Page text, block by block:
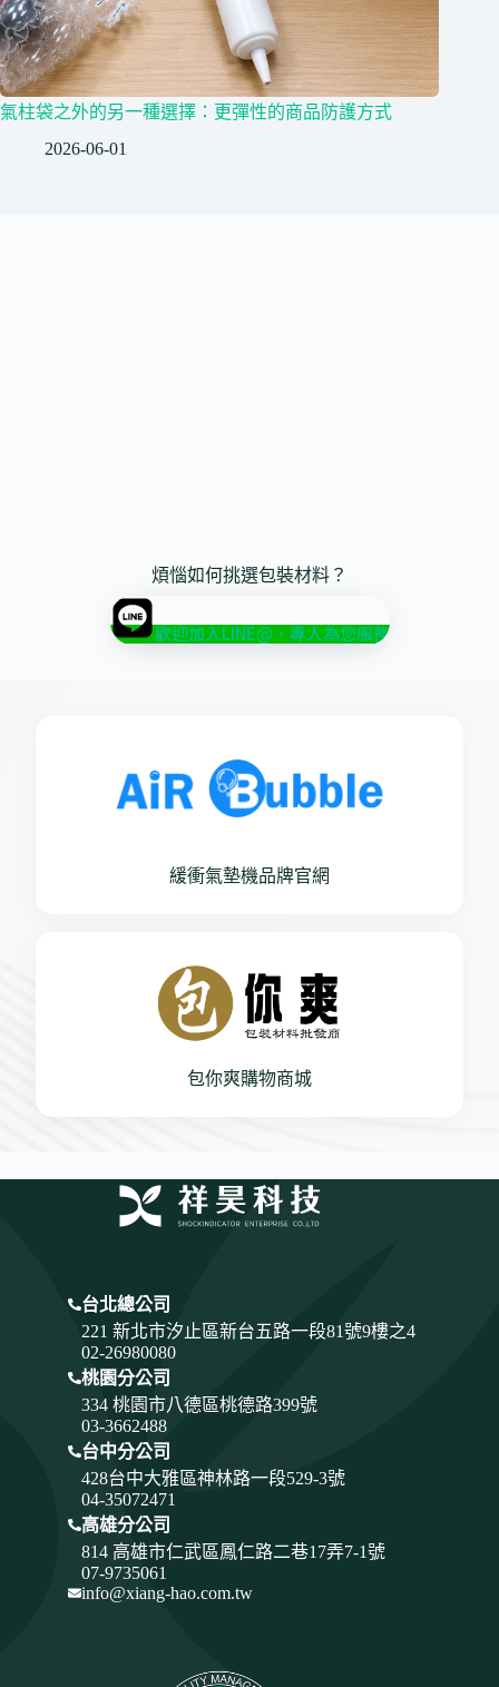
氣柱袋之外的另一種選擇：更彈性的商品防護方式
2026-06-01
煩惱如何挑選包裝材料？
歡迎加入LINE@，專人為您服務
緩衝氣墊機品牌官網
包你爽購物商城
台北總公司
221 新北市汐止區新台五路一段81號9樓之4
02-26980080
桃園分公司
334 桃園市八德區桃德路399號
03-3662488
台中分公司
428台中大雅區神林路一段529-3號
04-35072471
高雄分公司
814 高雄市仁武區鳳仁路二巷17弄7-1號
07-9735061
info@xiang-hao.com.tw